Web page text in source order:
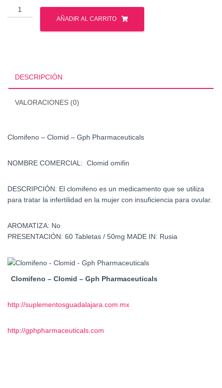
Clomifeno
-
AÑADIR AL CARRITO
DESCRIPCIÓN
VALORACIONES (0)
Clomifeno – Clomid – Gph Pharmaceuticals
NOMBRE COMERCIAL: Clomid omifin
DESCRIPCIÓN: El clomifeno es un medicamento que se utiliza
para tratar la infertilidad en la mujer con insuficiencia para ovular.
AROMATIZA: No
PRESENTACIÓN: 60 Tabletas / 50mg MADE IN: Rusia
Clomifeno – Clomid – Gph Pharmaceuticals
http://suplementosguadalajara.com.mx
http://gphpharmaceuticals.com